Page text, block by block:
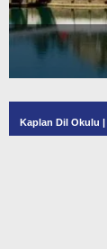
Kaplan Dil Okulu |